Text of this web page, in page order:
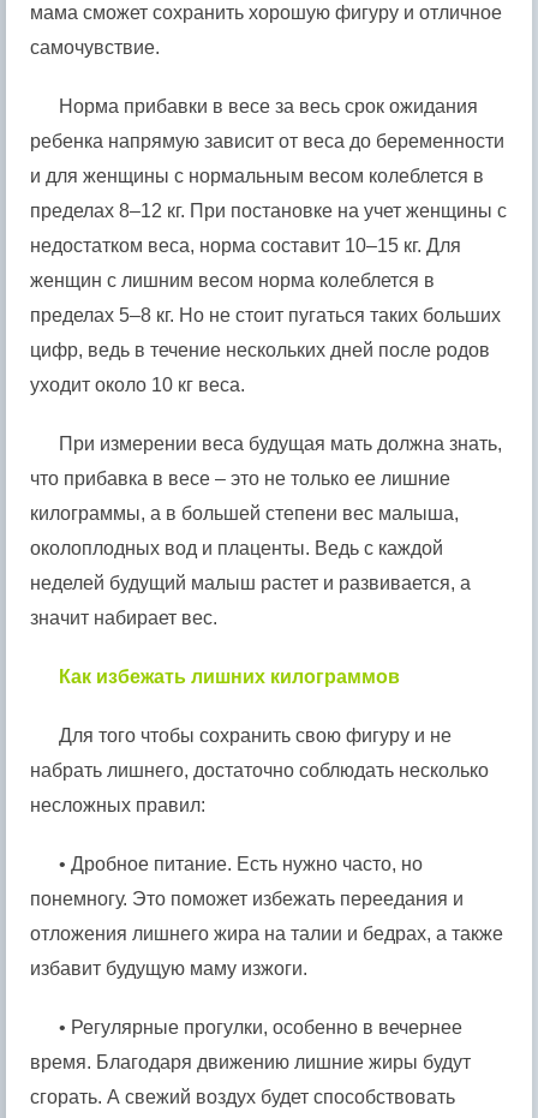
мама сможет сохранить хорошую фигуру и отличное
самочувствие.
Норма прибавки в весе за весь срок ожидания
ребенка напрямую зависит от веса до беременности
и для женщины с нормальным весом колеблется в
пределах 8–12 кг. При постановке на учет женщины с
недостатком веса, норма составит 10–15 кг. Для
женщин с лишним весом норма колеблется в
пределах 5–8 кг. Но не стоит пугаться таких больших
цифр, ведь в течение нескольких дней после родов
уходит около 10 кг веса.
При измерении веса будущая мать должна знать,
что прибавка в весе – это не только ее лишние
килограммы, а в большей степени вес малыша,
околоплодных вод и плаценты. Ведь с каждой
неделей будущий малыш растет и развивается, а
значит набирает вес.
Как избежать лишних килограммов
Для того чтобы сохранить свою фигуру и не
набрать лишнего, достаточно соблюдать несколько
несложных правил:
• Дробное питание. Есть нужно часто, но
понемногу. Это поможет избежать переедания и
отложения лишнего жира на талии и бедрах, а также
избавит будущую маму изжоги.
• Регулярные прогулки, особенно в вечернее
время. Благодаря движению лишние жиры будут
сгорать. А свежий воздух будет способствовать